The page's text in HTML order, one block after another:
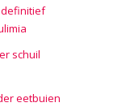
schuil
eetbuien